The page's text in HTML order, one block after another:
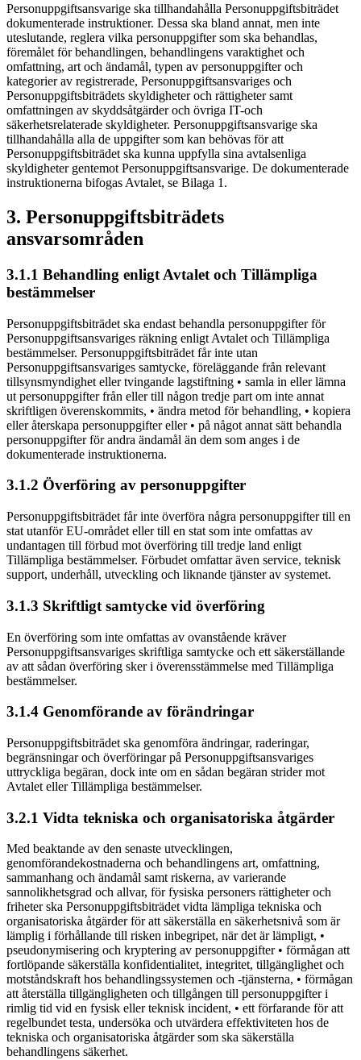
Personuppgiftsansvarige ska tillhandahålla Personuppgiftsbiträdet
dokumenterade instruktioner. Dessa ska bland annat, men inte
uteslutande, reglera vilka personuppgifter som ska behandlas,
föremålet för behandlingen, behandlingens varaktighet och
omfattning, art och ändamål, typen av personuppgifter och
kategorier av registrerade, Personuppgiftsansvariges och
Personuppgiftsbiträdets skyldigheter och rättigheter samt
omfattningen av skyddsåtgärder och övriga IT-och
säkerhetsrelaterade skyldigheter. Personuppgiftsansvarige ska
tillhandahålla alla de uppgifter som kan behövas för att
Personuppgiftsbiträdet ska kunna uppfylla sina avtalsenliga
skyldigheter gentemot Personuppgiftsansvarige. De dokumenterade
instruktionerna bifogas Avtalet, se Bilaga 1.
3. Personuppgiftsbiträdets
ansvarsområden
3.1.1 Behandling enligt Avtalet och Tillämpliga
bestämmelser
Personuppgiftsbiträdet ska endast behandla personuppgifter för
Personuppgiftsansvariges räkning enligt Avtalet och Tillämpliga
bestämmelser. Personuppgiftsbiträdet får inte utan
Personuppgiftsansvariges samtycke, föreläggande från relevant
tillsynsmyndighet eller tvingande lagstiftning • samla in eller lämna
ut personuppgifter från eller till någon tredje part om inte annat
skriftligen överenskommits, • ändra metod för behandling, • kopiera
eller återskapa personuppgifter eller • på något annat sätt behandla
personuppgifter för andra ändamål än dem som anges i de
dokumenterade instruktionerna.
3.1.2 Överföring av personuppgifter
Personuppgiftsbiträdet får inte överföra några personuppgifter till en
stat utanför EU-området eller till en stat som inte omfattas av
undantagen till förbud mot överföring till tredje land enligt
Tillämpliga bestämmelser. Förbudet omfattar även service, teknisk
support, underhåll, utveckling och liknande tjänster av systemet.
3.1.3 Skriftligt samtycke vid överföring
En överföring som inte omfattas av ovanstående kräver
Personuppgiftsansvariges skriftliga samtycke och ett säkerställande
av att sådan överföring sker i överensstämmelse med Tillämpliga
bestämmelser.
3.1.4 Genomförande av förändringar
Personuppgiftsbiträdet ska genomföra ändringar, raderingar,
begränsningar och överföringar på Personuppgiftsansvariges
uttryckliga begäran, dock inte om en sådan begäran strider mot
Avtalet eller Tillämpliga bestämmelser.
3.2.1 Vidta tekniska och organisatoriska åtgärder
Med beaktande av den senaste utvecklingen,
genomförandekostnaderna och behandlingens art, omfattning,
sammanhang och ändamål samt riskerna, av varierande
sannolikhetsgrad och allvar, för fysiska personers rättigheter och
friheter ska Personuppgiftsbiträdet vidta lämpliga tekniska och
organisatoriska åtgärder för att säkerställa en säkerhetsnivå som är
lämplig i förhållande till risken inbegripet, när det är lämpligt, •
pseudonymisering och kryptering av personuppgifter • förmågan att
fortlöpande säkerställa konfidentialitet, integritet, tillgänglighet och
motståndskraft hos behandlingssystemen och -tjänsterna, • förmågan
att återställa tillgängligheten och tillgången till personuppgifter i
rimlig tid vid en fysisk eller teknisk incident, • ett förfarande för att
regelbundet testa, undersöka och utvärdera effektiviteten hos de
tekniska och organisatoriska åtgärder som ska säkerställa
behandlingens säkerhet.